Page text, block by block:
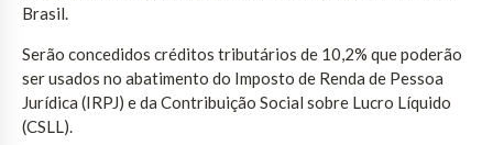
Brasil.
Serão concedidos créditos tributários de 10,2% que poderão
ser usados no abatimento do Imposto de Renda de Pessoa
Jurídica (IRPJ) e da Contribuição Social sobre Lucro Líquido
(CSLL).